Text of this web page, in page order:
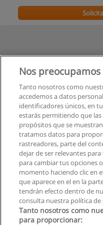
Nos
Tanto nosotros como
accedemos a datos
identificadores únicos, en
estarás permitiendo que
propósitos que se
tratamos datos para
rastreadores, parte del
dejar de ser relevantes
para cambiar tus opciones
momento haciendo clic en
que aparece en el en la
tendrán efecto dentro de
consulta nuestra política de
Tanto nosotros como
para proporcionar: